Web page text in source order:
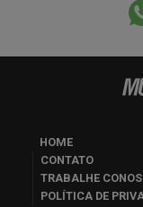
HOME
CONTATO
TRABALHE
POLÍTICA DE